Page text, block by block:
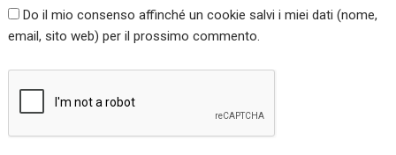
Do il mio consenso affinché un cookie salvi i miei dati (nome,
email, sito web) per il prossimo commento.